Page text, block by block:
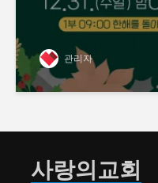
관리자
사랑의교회